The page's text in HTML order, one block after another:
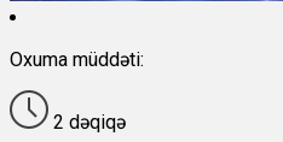
Oxuma müddəti:
2 dəqiqə